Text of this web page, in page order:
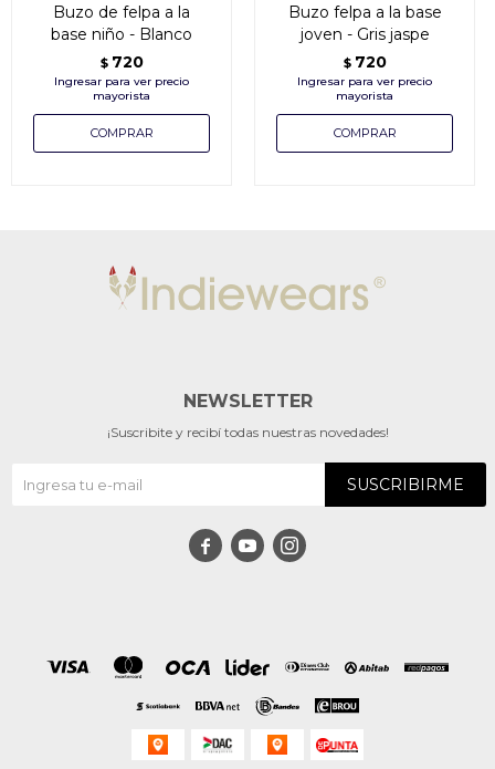
Buzo de felpa a la
base niño - Blanco
$ 720
Buzo felpa a la base
joven - Gris jaspe
$ 720
NEWSLETTER
¡Suscribite y recibí todas nuestras novedades!
SUSCRIBIRME
  